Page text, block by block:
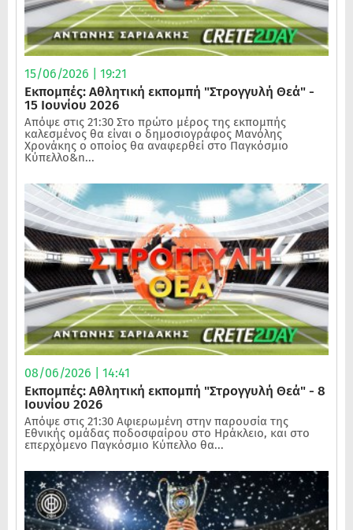
15/06/2026 | 19:21
Εκπομπές: Αθλητική εκπομπή "Στρογγυλή Θεά" -
15 Ιουνίου 2026
Απόψε στις 21:30 Στο πρώτο μέρος της εκπομπής
καλεσμένος θα είναι ο δημοσιογράφος Μανόλης
Χρονάκης ο οποίος θα αναφερθεί στο Παγκόσμιο
Κύπελλο&n...
08/06/2026 | 14:41
Εκπομπές: Αθλητική εκπομπή "Στρογγυλή Θεά" - 8
Ιουνίου 2026
Απόψε στις 21:30 Αφιερωμένη στην παρουσία της
Εθνικής ομάδας ποδοσφαίρου στο Ηράκλειο, και στο
επερχόμενο Παγκόσμιο Κύπελλο θα...